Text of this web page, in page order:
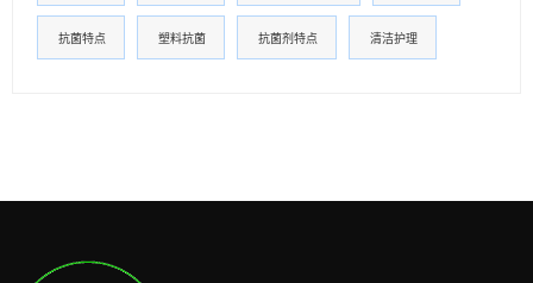
抗菌特点 塑料抗菌 抗菌剂特点 清洁护理